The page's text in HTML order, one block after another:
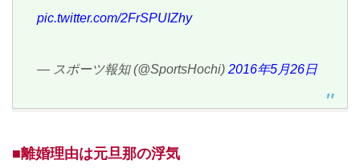
pic.twitter.com/2FrSPUIZhy
— スポーツ報知 (@SportsHochi) 2016年5月26日
■離婚理由は元旦那の浮気